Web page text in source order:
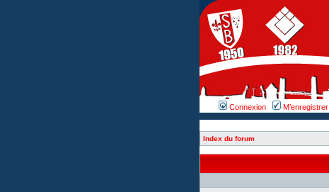
Connexion M’enregistrer
Index du forum